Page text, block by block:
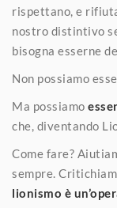
rispettano, e
nostro distintivo
bisogna esserne
Non possiamo
Ma possiamo
che, diventando
Come fare?
sempre.
lionismo è